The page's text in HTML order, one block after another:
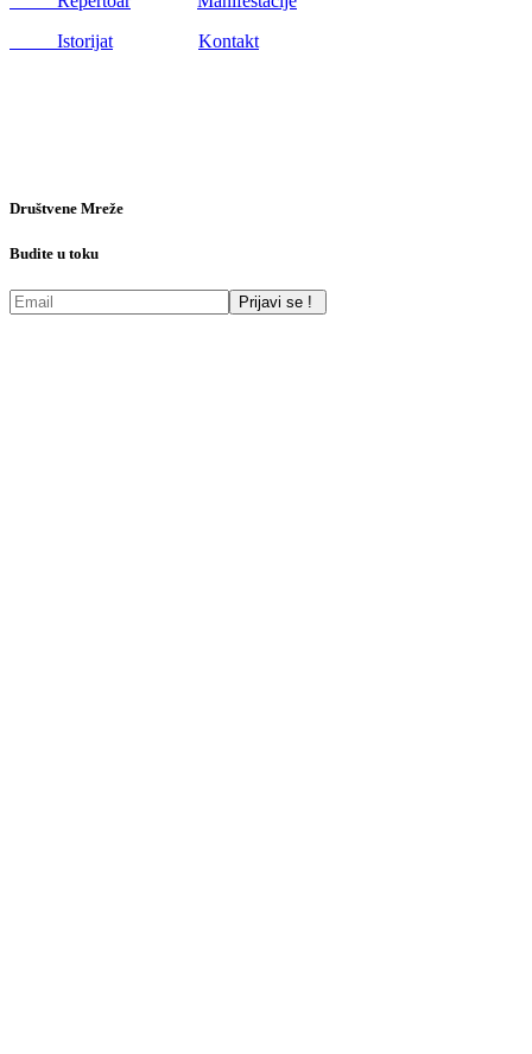
Istorijat
Kontakt
Društvene Mreže
Budite u toku